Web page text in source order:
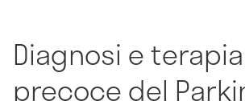
Diagnosi e terapia
precoce del